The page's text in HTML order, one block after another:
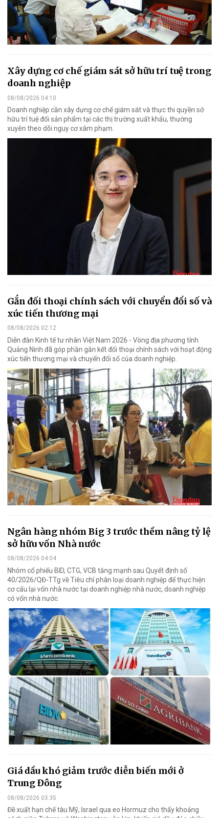
Xây dựng cơ chế giám sát sở hữu trí tuệ trong
doanh nghiệp
08/08/2026 04:10
Doanh nghiệp cần xây dựng cơ chế giám sát và thực thi quyền sở
hữu trí tuệ đối sản phẩm tại các thị trường xuất khẩu, thường
xuyên theo dõi nguy cơ xâm phạm.
Gắn đối thoại chính sách với chuyển đổi số và
xúc tiến thương mại
08/08/2026 02:12
Diễn đàn Kinh tế tư nhân Việt Nam 2026 - Vòng địa phương tỉnh
Quảng Ninh đã góp phần gắn kết đối thoại chính sách với hoạt động
xúc tiến thương mại và chuyển đổi số của doanh nghiệp.
Ngân hàng nhóm Big 3 trước thềm nâng tỷ lệ
sở hữu vốn Nhà nước
08/08/2026 04:04
Nhóm cổ phiếu BID, CTG, VCB tăng mạnh sau Quyết định số
40/2026/QĐ-TTg về Tiêu chí phân loại doanh nghiệp để thực hiện
cơ cấu lại vốn nhà nước tại doanh nghiệp nhà nước, doanh nghiệp
có vốn nhà nước.
Giá dầu khó giảm trước diễn biến mới ở
Trung Đông
08/08/2026 03:35
Đề xuất hạn chế tàu Mỹ, Israel qua eo Hormuz cho thấy khoảng